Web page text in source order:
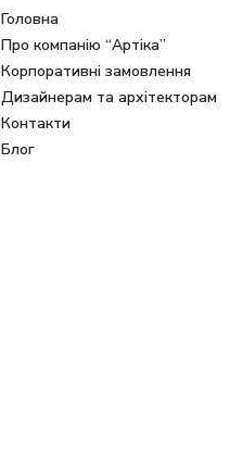
Головна
Про компанію “Артіка”
Корпоративні замовлення
Дизайнерам та архітекторам
Контакти
Блог